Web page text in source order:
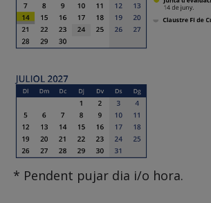
* Pendent pujar dia i/o hora.